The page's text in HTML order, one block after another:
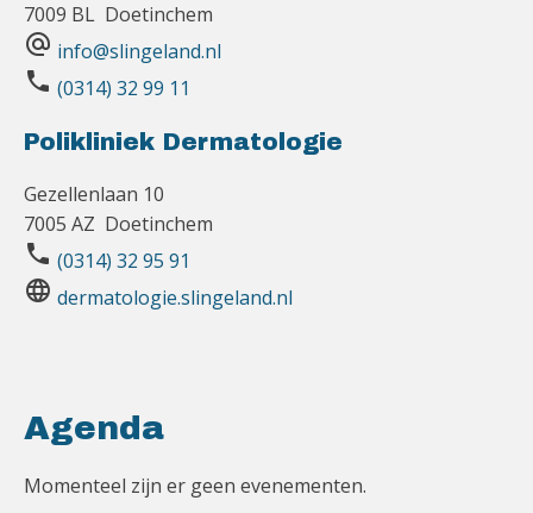
7009 BL Doetinchem
alternate_email info@slingeland.nl
phone (0314) 32 99 11
Polikliniek Dermatologie
Gezellenlaan 10
7005 AZ Doetinchem
phone (0314) 32 95 91
language dermatologie.slingeland.nl
Agenda
Momenteel zijn er geen evenementen.